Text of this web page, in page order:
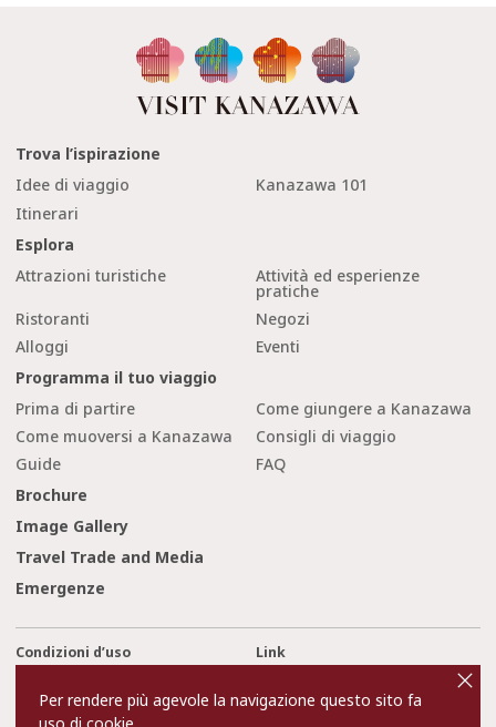
Trova l’ispirazione
Idee di viaggio
Kanazawa 101
Itinerari
Esplora
Attrazioni turistiche
Attività ed esperienze
pratiche
Ristoranti
Negozi
Alloggi
Eventi
Programma il tuo viaggio
Prima di partire
Come giungere a Kanazawa
Come muoversi a Kanazawa
Consigli di viaggio
Guide
FAQ
Brochure
Image Gallery
Travel Trade and Media
Emergenze
Condizioni d’uso
Link
Contact Us
Per rendere più agevole la navigazione questo sito fa
o
s